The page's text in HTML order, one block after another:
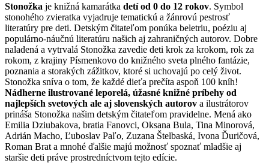
Stonožka je knižná kamarátka detí od 0 do 12 rokov. Symbol
stonohého zvieratka vyjadruje tematickú a žánrovú pestrosť
literatúry pre deti. Detským čitateľom ponúka beletriu, poéziu aj
populárno-náučnú literatúru našich aj zahraničných autorov. Dobre
naladená a vytrvalá Stonožka zavedie deti krok za krokom, rok za
rokom, z krajiny Písmenkovo do knižného sveta plného fantázie,
poznania a storakých zážitkov, ktoré si uchovajú po celý život.
Stonožka sníva o tom, že každé dieťa prečíta aspoň 100 kníh!
Nádherne ilustrované leporelá, úžasné knižné príbehy od
najlepších svetových ale aj slovenských autorov a ilustrátorov
prináša Stonožka našim detským čitateľom pravidelne. Mená ako
Emilia Dziubakova, bratia Fanovci, Oksana Bula, Tina Minorová,
Adrián Macho, Ľuboslav Paľo, Zuzana Štelbaská, Ivona Ďuričová,
Roman Brat a mnohé ďalšie majú možnosť spoznať mladšie aj
staršie deti práve prostredníctvom tejto edície.